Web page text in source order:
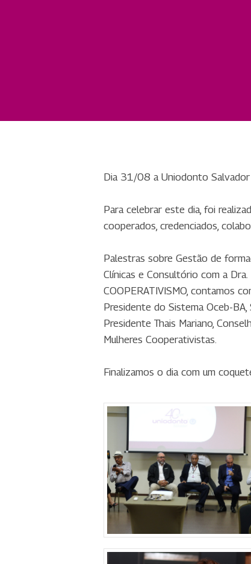
Dia 31/08 a Uniodonto
Para celebrar este dia, foi
cooperados, credenciados,
Palestras sobre Gestão de
Clínicas e Consultório com a
COOPERATIVISMO, contamos
Presidente do Sistema Oceb-
Presidente Thais Mariano,
Mulheres Cooperativistas.
Finalizamos o dia com um